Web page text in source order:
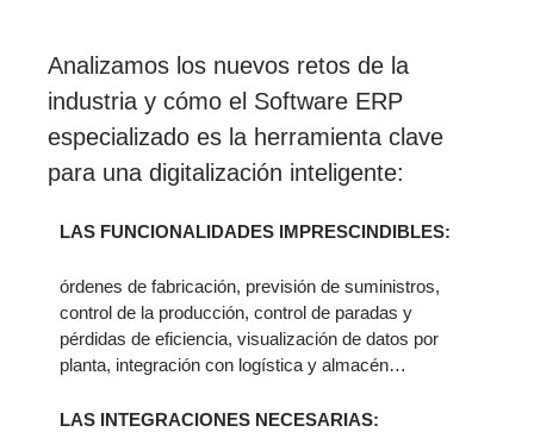
Analizamos los nuevos retos de la
industria y cómo el Software ERP
especializado es la herramienta clave
para una digitalización inteligente:
LAS FUNCIONALIDADES IMPRESCINDIBLES:
órdenes de fabricación, previsión de suministros,
control de la producción, control de paradas y
pérdidas de eficiencia, visualización de datos por
planta, integración con logística y almacén…
LAS INTEGRACIONES NECESARIAS: